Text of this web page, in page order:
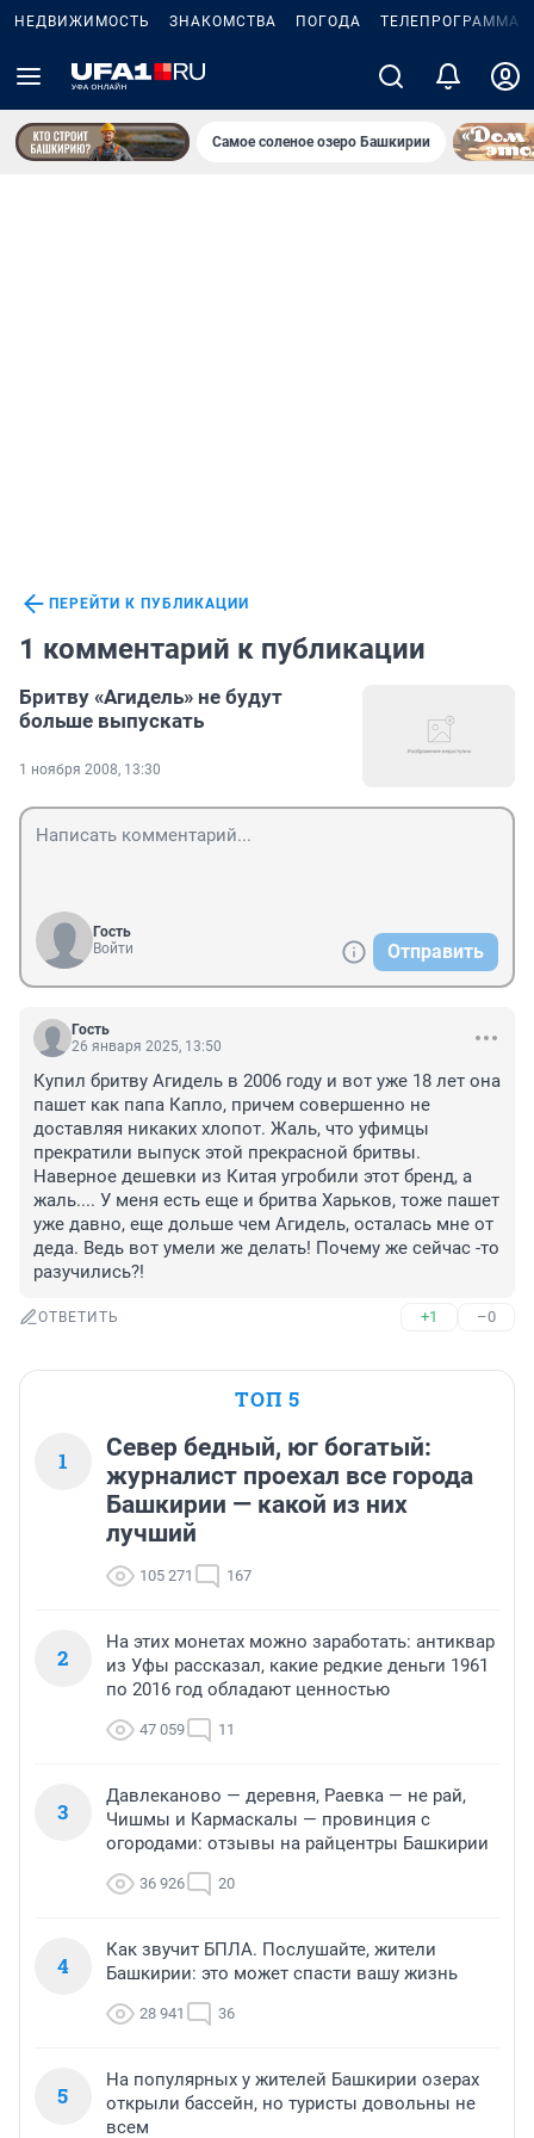
НЕДВИЖИМОСТЬ ЗНАКОМСТВА ПОГОДА ТЕЛЕПРОГРАММА
Самое соленое озеро Башкирии
ПЕРЕЙТИ К ПУБЛИКАЦИИ
1 комментарий к публикации
Бритву «Агидель» не будут
больше выпускать
1 ноября 2008, 13:30
Гость
Войти
Отправить
Гость
26 января 2025, 13:50
Купил бритву Агидель в 2006 году и вот уже 18 лет она
пашет как папа Капло, причем совершенно не
доставляя никаких хлопот. Жаль, что уфимцы
прекратили выпуск этой прекрасной бритвы.
Наверное дешевки из Китая угробили этот бренд, а
жаль.... У меня есть еще и бритва Харьков, тоже пашет
уже давно, еще дольше чем Агидель, осталась мне от
деда. Ведь вот умели же делать! Почему же сейчас -то
разучились?!
ОТВЕТИТЬ +1 –0
ТОП 5
1
Север бедный, юг богатый:
журналист проехал все города
Башкирии — какой из них
лучший
105 271 167
2
На этих монетах можно заработать: антиквар
из Уфы рассказал, какие редкие деньги 1961
по 2016 год обладают ценностью
47 059 11
3
Давлеканово — деревня, Раевка — не рай,
Чишмы и Кармаскалы — провинция с
огородами: отзывы на райцентры Башкирии
36 926 20
4
Как звучит БПЛА. Послушайте, жители
Башкирии: это может спасти вашу жизнь
28 941 36
5
На популярных у жителей Башкирии озерах
открыли бассейн, но туристы довольны не
всем